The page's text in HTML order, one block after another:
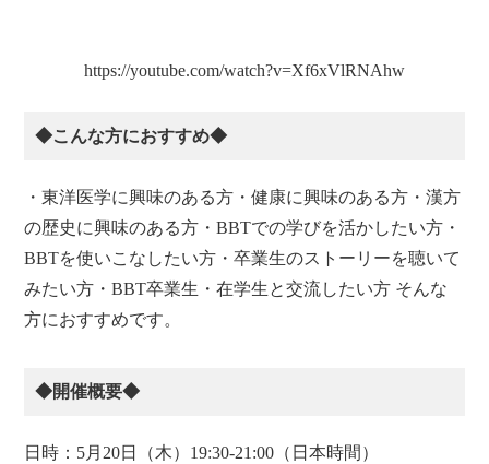
https://youtube.com/watch?v=Xf6xVlRNAhw
◆こんな方におすすめ◆
・東洋医学に興味のある方・健康に興味のある方・漢方
の歴史に興味のある方・BBTでの学びを活かしたい方・
BBTを使いこなしたい方・卒業生のストーリーを聴いて
みたい方・BBT卒業生・在学生と交流したい方 そんな
方におすすめです。
◆開催概要◆
日時：5月20日（木）19:30-21:00（日本時間）